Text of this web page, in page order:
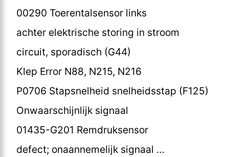
00290 Toerentalsensor links
achter elektrische storing in stroom
circuit, sporadisch (G44)
Klep Error N88, N215, N216
P0706 Stapsnelheid snelheidsstap (F125)
Onwaarschijnlijk signaal
01435-G201 Remdruksensor
defect; onaannemelijk signaal …